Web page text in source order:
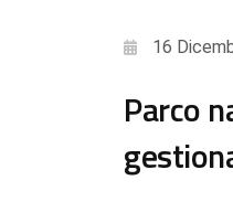
16
Parco